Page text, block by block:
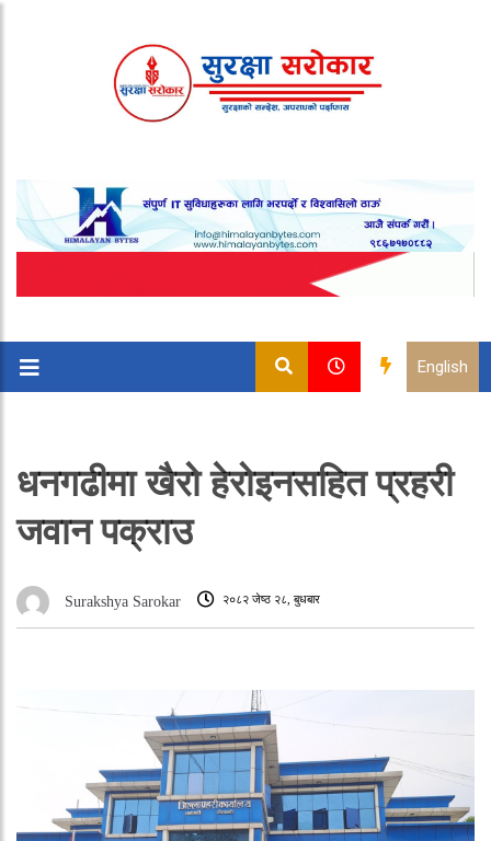
English
धनगढीमा खैरो हेरोइनसहित प्रहरी
जवान पक्राउ
Surakshya Sarokar २०८२ जेष्ठ २८, बुधबार